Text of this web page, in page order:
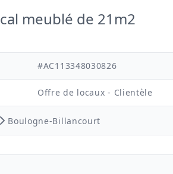
meublé de 21m2
#AC113348030826
Offre de locaux - Clientèle
Boulogne-Billancourt